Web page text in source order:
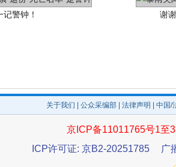
域中谋全局
今
关于我们 公众采编部 法律声明 | 中国
京ICP备11011765号1至
ICP许可证: 京B2-20251785
广